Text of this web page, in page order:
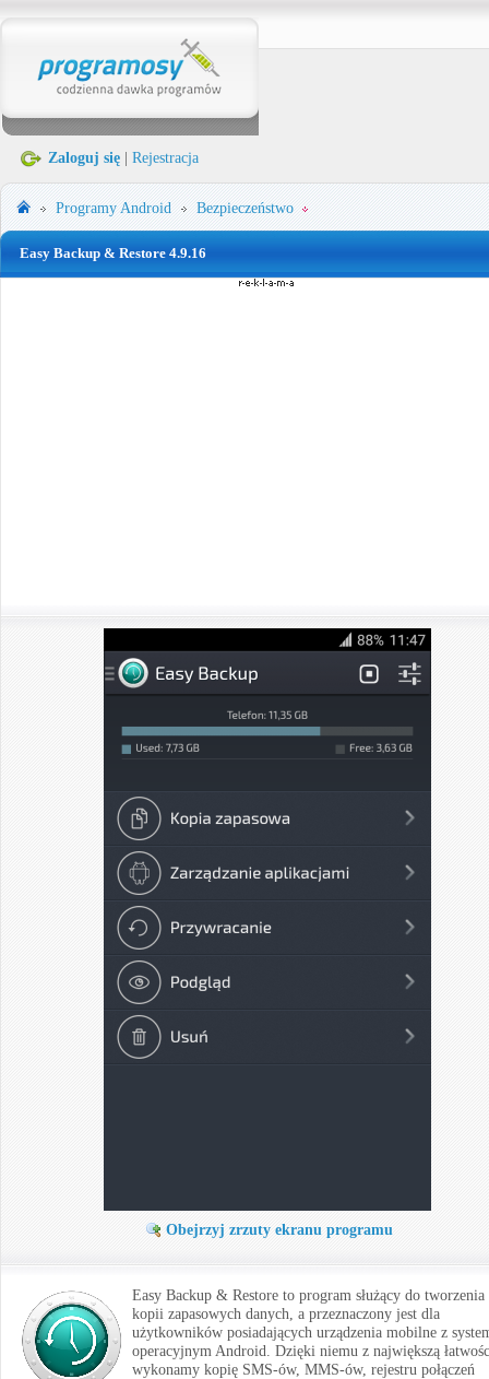
Zaloguj się Rejestracja
ProgramyAndroid Bezpieczeństwo
Easy Backup & Restore 4.9.16
Obejrzyj zrzuty ekranu programu
Easy Backup & Restore to program służący do tworzenia
kopii zapasowych danych, a przeznaczony jest dla
użytkowników posiadających urządzenia mobilne z
operacyjnym Android. Dzięki niemu z największą
wykonamy kopię SMS-ów, MMS-ów, rejestru połączeń